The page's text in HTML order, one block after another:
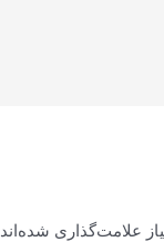
علامت‌گذاری شده‌اند